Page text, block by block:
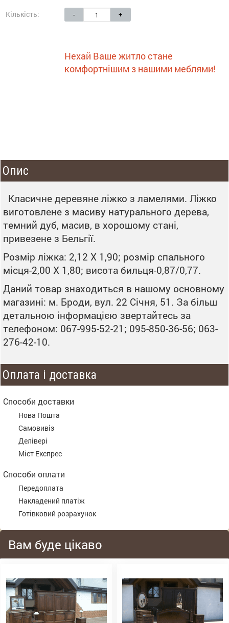
Кількість: - +
Нехай Ваше житло стане
комфортнішим з нашими меблями!
Опис
Класичне деревяне ліжко з ламелями. Ліжко
виготовлене з масиву натурального дерева,
темний дуб, масив, в хорошому стані,
привезене з Бельгії.
Розмір ліжка: 2,12 Х 1,90; розмір спального
місця-2,00 Х 1,80; висота бильця-0,87/0,77.
Даний товар знаходиться в нашому основному
магазині: м. Броди, вул. 22 Січня, 51. За більш
детальною інформацією звертайтесь за
телефоном: 067-995-52-21; 095-850-36-56; 063-
276-42-10.
Оплата і доставка
Способи доставки
Нова Пошта
Самовивіз
Делівері
Міст Експрес
Способи оплати
Передоплата
Накладений платіж
Готівковий розрахунок
Вам буде цікаво